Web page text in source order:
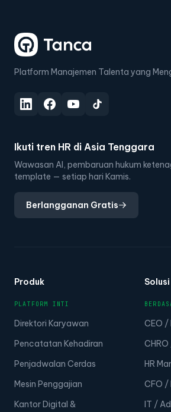
Platform Manajemen Talenta yang
Ikuti tren HR di Asia Tenggara
Wawasan AI, pembaruan hukum
template — setiap hari Kamis.
Berlangganan Gratis
Produk
PLATFORM INTI
Direktori Karyawan
Pencatatan Kehadiran
Penjadwalan Cerdas
Mesin Penggajian
Kantor Digital &
Solusi
CEO /
CHRO
HR
CFO /
IT /